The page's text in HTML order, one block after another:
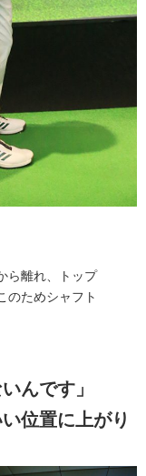
ら離れ、トップ
のためシャフト
んです」
位置に上がり